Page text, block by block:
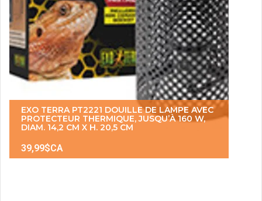
EXO TERRA PT2221 DOUILLE DE LAMPE AVEC
PROTECTEUR THERMIQUE, JUSQU’À 160 W,
DIAM. 14,2 CM X H. 20,5 CM
39,99$CA